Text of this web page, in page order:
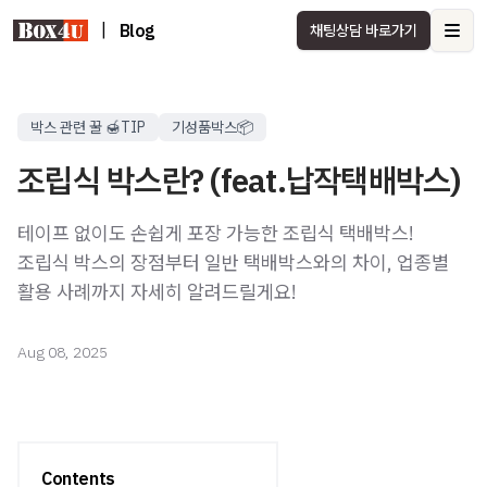
Blog 채팅상담 바로가기
박스 관련 꿀 🍯TIP 기성품박스📦
조립식 박스란? (feat.납작택배박스)
테이프 없이도 손쉽게 포장 가능한 조립식 택배박스!
조립식 박스의 장점부터 일반 택배박스와의 차이, 업종별
활용 사례까지 자세히 알려드릴게요!
Aug 08, 2025
Contents